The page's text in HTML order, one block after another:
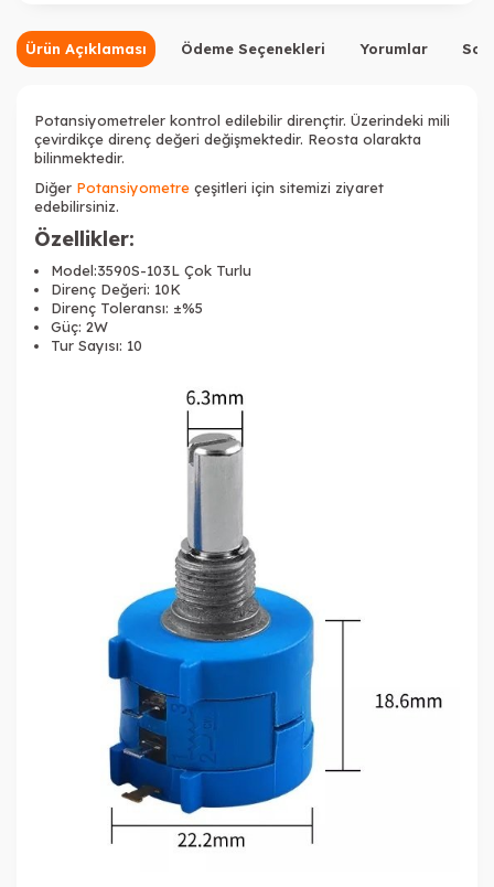
Ürün Açıklaması Ödeme Seçenekleri Yorumlar
Potansiyometreler kontrol edilebilir dirençtir. Üzerindeki mili
çevirdikçe direnç değeri değişmektedir. Reosta olarakta
bilinmektedir.
Diğer Potansiyometre çeşitleri için sitemizi ziyaret
edebilirsiniz.
Özellikler:
Model:3590S-103L Çok Turlu
Direnç Değeri: 10K
Direnç Toleransı: ±%5
Güç: 2W
Tur Sayısı: 10